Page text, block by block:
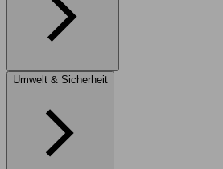
Umwelt & Sicherheit